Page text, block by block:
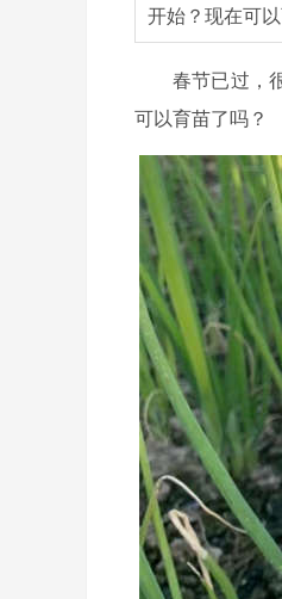
开始？现在可
春节已过，
可以育苗了吗？